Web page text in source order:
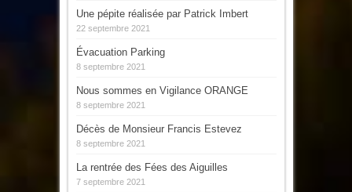
Une pépite réalisée par Patrick Imbert
22 septembre 2021
Évacuation Parking
8 septembre 2021
Nous sommes en Vigilance ORANGE
8 septembre 2021
Décès de Monsieur Francis Estevez
8 septembre 2021
La rentrée des Fées des Aiguilles
7 septembre 2021